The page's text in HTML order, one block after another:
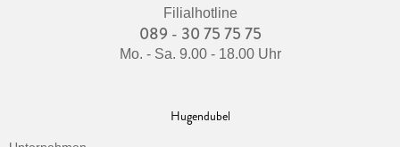
Filialhotline
089 - 30 75 75 75
Mo. - Sa. 9.00 - 18.00 Uhr
Hugendubel